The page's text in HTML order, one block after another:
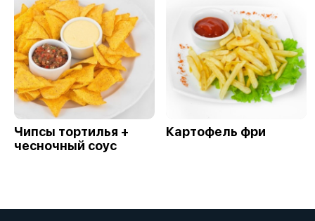
Чипсы тортилья +
чесночный соус
Картофель фри